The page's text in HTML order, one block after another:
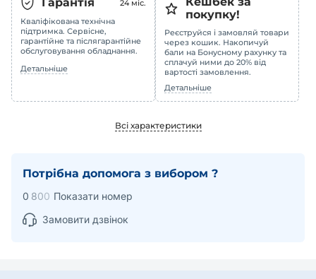
24 міс.
Кваліфікована технічна
підтримка. Сервісне,
гарантійне та післягарантійне
обслуговування обладнання.
Детальніше
покупку!
Реєструйся і замовляй товари
через кошик. Накопичуй
бали на Бонусному рахунку та
сплачуй ними до 20% від
вартості замовлення.
Детальніше
Всі характеристики
Потрібна допомога з вибором ?
0 800 Показати номер
Замовити дзвінок